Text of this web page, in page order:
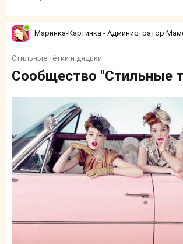
Маринка-Картинка - Администратор
Стильные тётки и дядьки
Сообщество "Стильные